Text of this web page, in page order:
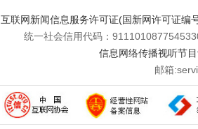
互联网新闻信息服务许可证(国新网许可证编
统一社会信用代码：
信息网络传播视听节
邮箱